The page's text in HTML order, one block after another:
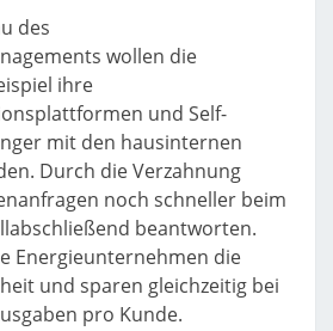
des
wollen die
ihre
und Self-
mit den hausinternen
Durch die Verzahnung
noch schneller beim
beantworten.
Energieunternehmen die
und sparen gleichzeitig bei
pro Kunde.